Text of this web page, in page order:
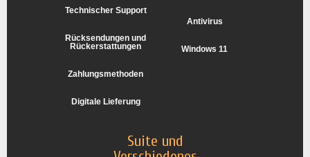
Technischer Support
Rücksendungen und
Rückerstattungen
Zahlungsmethoden
Digitale Lieferung
Antivirus
Windows 11
Suite und